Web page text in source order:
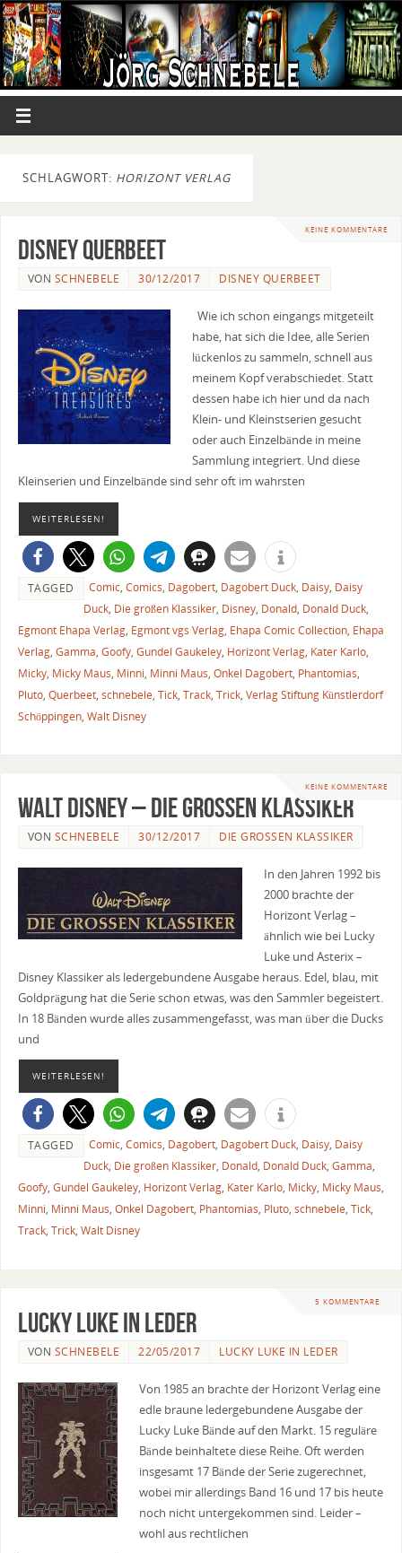
SCHLAGWORT: HORIZONT VERLAG
KEINE KOMMENTARE
Disney Querbeet
VON SCHNEBELE 30/12/2017 DISNEY QUERBEET
Wie ich schon eingangs mitgeteilt
habe, hat sich die Idee, alle Serien
lückenlos zu sammeln, schnell aus
meinem Kopf verabschiedet. Statt
dessen habe ich hier und da nach
Klein- und Kleinstserien gesucht
oder auch Einzelbände in meine
Sammlung integriert. Und diese
Kleinserien und Einzelbände sind sehr oft im wahrsten
WEITERLESEN!
TAGGED Comic, Comics, Dagobert, Dagobert Duck, Daisy, Daisy
Duck, Die großen Klassiker, Disney, Donald, Donald Duck,
Egmont Ehapa Verlag, Egmont vgs Verlag, Ehapa Comic Collection, Ehapa
Verlag, Gamma, Goofy, Gundel Gaukeley, Horizont Verlag, Kater Karlo,
Micky, Micky Maus, Minni, Minni Maus, Onkel Dagobert, Phantomias,
Pluto, Querbeet, schnebele, Tick, Track, Trick, Verlag Stiftung Künstlerdorf
Schöppingen, Walt Disney
KEINE KOMMENTARE
Walt Disney – Die großen Klassiker
VON SCHNEBELE 30/12/2017 DIE GROSSEN KLASSIKER
In den Jahren 1992 bis
2000 brachte der
Horizont Verlag –
ähnlich wie bei Lucky
Luke und Asterix –
Disney Klassiker als ledergebundene Ausgabe heraus. Edel, blau, mit
Goldprägung hat die Serie schon etwas, was den Sammler begeistert.
In 18 Bänden wurde alles zusammengefasst, was man über die Ducks
und
WEITERLESEN!
TAGGED Comic, Comics, Dagobert, Dagobert Duck, Daisy, Daisy
Duck, Die großen Klassiker, Donald, Donald Duck, Gamma,
Goofy, Gundel Gaukeley, Horizont Verlag, Kater Karlo, Micky, Micky Maus,
Minni, Minni Maus, Onkel Dagobert, Phantomias, Pluto, schnebele, Tick,
Track, Trick, Walt Disney
5 KOMMENTARE
Lucky Luke in Leder
VON SCHNEBELE 22/05/2017 LUCKY LUKE IN LEDER
Von 1985 an brachte der Horizont Verlag eine
edle braune ledergebundene Ausgabe der
Lucky Luke Bände auf den Markt. 15 reguläre
Bände beinhaltete diese Reihe. Oft werden
insgesamt 17 Bände der Serie zugerechnet,
wobei mir allerdings Band 16 und 17 bis heute
noch nicht untergekommen sind. Leider –
wohl aus rechtlichen